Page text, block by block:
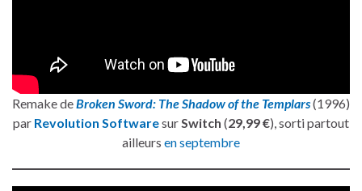
Remake deBroken Sword: The Shadow of the Templars(1996)
par Revolution SoftwaresurSwitch (29,99 €), sorti partout
ailleurs en septembre